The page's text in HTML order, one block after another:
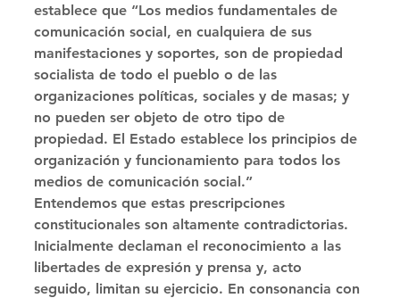
establece que “Los medios fundamentales de
comunicación social, en cualquiera de sus
manifestaciones y soportes, son de propiedad
socialista de todo el pueblo o de las
organizaciones políticas, sociales y de masas; y
no pueden ser objeto de otro tipo de
propiedad. El Estado establece los principios de
organización y funcionamiento para todos los
medios de comunicación social.”
Entendemos que estas prescripciones
constitucionales son altamente contradictorias.
Inicialmente declaman el reconocimiento a las
libertades de expresión y prensa y, acto
seguido, limitan su ejercicio. En consonancia con